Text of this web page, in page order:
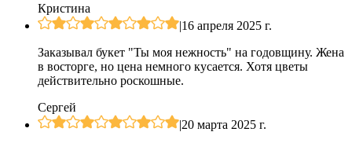
Кристина
|16 апреля 2025 г.
Заказывал букет "Ты моя нежность" на годовщину. Жена
в восторге, но цена немного кусается. Хотя цветы
действительно роскошные.
Сергей
|20 марта 2025 г.